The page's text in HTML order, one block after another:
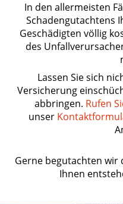
In den allermeisten
Schadengutachtens
Geschädigten völlig
des
Lassen Sie sich
Versicherung
abbringen. Rufen
unser
Gerne begutachten wir
Ihnen